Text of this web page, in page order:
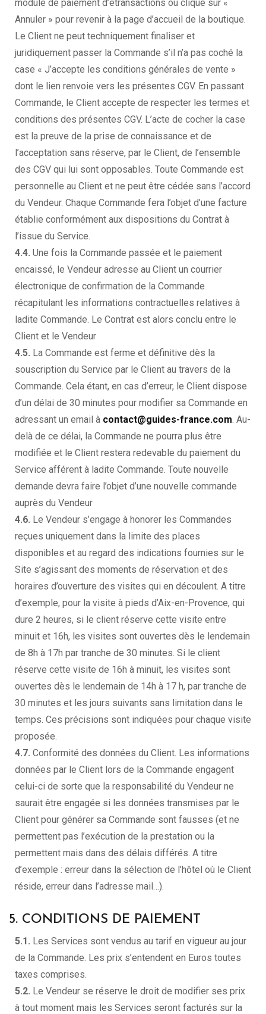
module de paiement d’etransactions ou clique sur «
Annuler » pour revenir à la page d’accueil de la boutique.
Le Client ne peut techniquement finaliser et
juridiquement passer la Commande s’il n’a pas coché la
case « J’accepte les conditions générales de vente »
dont le lien renvoie vers les présentes CGV. En passant
Commande, le Client accepte de respecter les termes et
conditions des présentes CGV. L’acte de cocher la case
est la preuve de la prise de connaissance et de
l’acceptation sans réserve, par le Client, de l’ensemble
des CGV qui lui sont opposables. Toute Commande est
personnelle au Client et ne peut être cédée sans l’accord
du Vendeur. Chaque Commande fera l’objet d’une facture
établie conformément aux dispositions du Contrat à
l’issue du Service.
4.4. Une fois la Commande passée et le paiement
encaissé, le Vendeur adresse au Client un courrier
électronique de confirmation de la Commande
récapitulant les informations contractuelles relatives à
ladite Commande. Le Contrat est alors conclu entre le
Client et le Vendeur
4.5. La Commande est ferme et définitive dès la
souscription du Service par le Client au travers de la
Commande. Cela étant, en cas d’erreur, le Client dispose
d’un délai de 30 minutes pour modifier sa Commande en
adressant un email à contact@guides-france.com. Au-
delà de ce délai, la Commande ne pourra plus être
modifiée et le Client restera redevable du paiement du
Service afférent à ladite Commande. Toute nouvelle
demande devra faire l’objet d’une nouvelle commande
auprès du Vendeur
4.6. Le Vendeur s’engage à honorer les Commandes
reçues uniquement dans la limite des places
disponibles et au regard des indications fournies sur le
Site s’agissant des moments de réservation et des
horaires d’ouverture des visites qui en découlent. A titre
d’exemple, pour la visite à pieds d’Aix-en-Provence, qui
dure 2 heures, si le client réserve cette visite entre
minuit et 16h, les visites sont ouvertes dès le lendemain
de 8h à 17h par tranche de 30 minutes. Si le client
réserve cette visite de 16h à minuit, les visites sont
ouvertes dès le lendemain de 14h à 17 h, par tranche de
30 minutes et les jours suivants sans limitation dans le
temps. Ces précisions sont indiquées pour chaque visite
proposée.
4.7. Conformité des données du Client. Les informations
données par le Client lors de la Commande engagent
celui-ci de sorte que la responsabilité du Vendeur ne
saurait être engagée si les données transmises par le
Client pour générer sa Commande sont fausses (et ne
permettent pas l’exécution de la prestation ou la
permettent mais dans des délais différés. A titre
d’exemple : erreur dans la sélection de l’hôtel où le Client
réside, erreur dans l’adresse mail…).
5. CONDITIONS DE PAIEMENT
5.1. Les Services sont vendus au tarif en vigueur au jour
de la Commande. Les prix s’entendent en Euros toutes
taxes comprises.
5.2. Le Vendeur se réserve le droit de modifier ses prix
à tout moment mais les Services seront facturés sur la